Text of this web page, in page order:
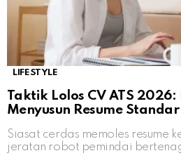
LIFESTYLE
Taktik Lolos CV ATS
Menyusun Resume Standar
Siasat cerdas memoles resume
jeratan robot pemindai